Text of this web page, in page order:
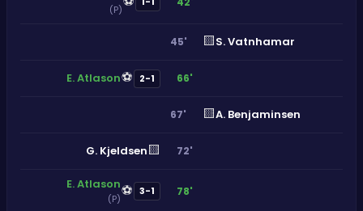
(P)
45' 🟨S. Vatnhamar
E. Atlason⚽ 2-1 66'
67' 🟨A. Benjaminsen
G. Kjeldsen🟨 72'
E. Atlason
(P)⚽ 3-1 78'